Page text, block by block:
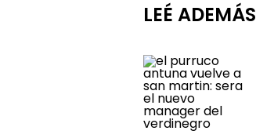
LEÉ ADEMÁS